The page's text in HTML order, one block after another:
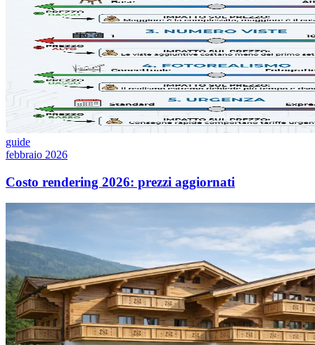
guide
febbraio 2026
Costo rendering 2026: prezzi aggiornati